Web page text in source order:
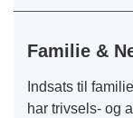
Familie &
Indsats til
har trivsels- og